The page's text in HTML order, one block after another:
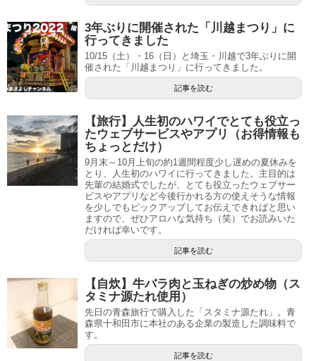
3年ぶりに開催された「川越まつり」に
行ってきました
10/15（土）・16（日）と埼玉・川越で3年ぶりに開
催された「川越まつり」に行ってきました。
記事を読む
【旅行】人生初のハワイでとても役立っ
たウェブサービスやアプリ（お得情報も
ちょっとだけ）
9月末～10月上旬の約1週間程度少し遅めの夏休みを
とり、人生初のハワイに行ってきました。主目的は
先輩の結婚式でしたが、とても役立ったウェブサー
ビスやアプリなど今後行かれる方の使えそうな情報
を少しでもピックアップしてお伝えできればと思い
ますので、ぜひアロハな気持ち（笑）でお読みいた
だければ幸いです。
記事を読む
【自炊】牛バラ肉と玉ねぎの炒め物（ス
タミナ源たれ使用）
先日の青森旅行で購入した「スタミナ源たれ」。青
森県十和田市に本社のある企業の製造した調味料で
す。
記事を読む